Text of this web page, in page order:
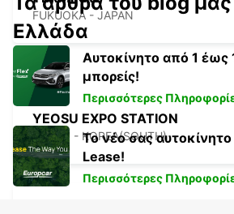
FUKUOKA - JAPAN
YEOSU EXPO STATION
YEOSU - KOREA(SOUTH)
Ελλάδα
Αυτοκίνητο από 1
μπορείς!
Περισσότερες
Το νέο σας
Lease!
Περισσότερες